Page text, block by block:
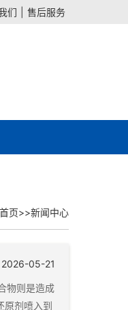
们 售后服务
首页>>新闻中心
2026-05-21
物则是造成
原剂喷入到